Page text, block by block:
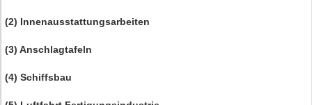
(2) Innenausstattungsarbeiten
(3) Anschlagtafeln
(4) Schiffsbau